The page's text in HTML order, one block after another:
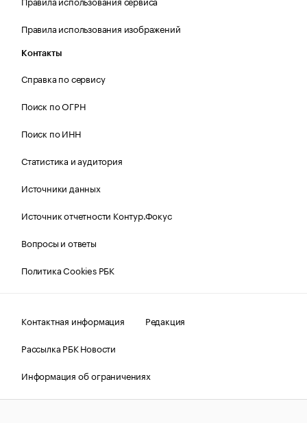
Правила использования изображений
Контакты
Справка по сервису
Поиск по ОГРН
Поиск по ИНН
Статистика и аудитория
Источники данных
Источник отчетности Контур.Фокус
Вопросы и ответы
Политика Cookies РБК
Контактная информация
Редакция
Рассылка РБК Новости
Информация об ограничениях
Правовая информация
О соблюдении авторских прав